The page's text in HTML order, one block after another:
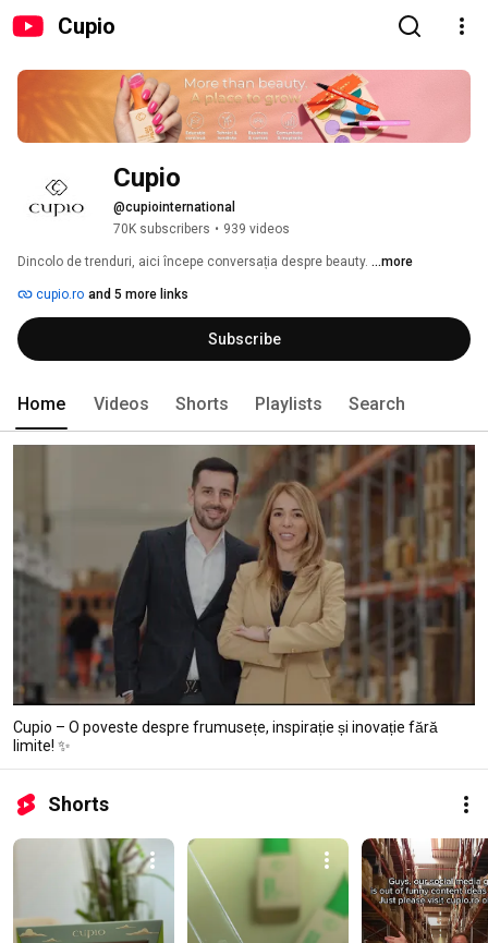
Cupio
@cupiointernational
70K subscribers • 939 videos
Dincolo de trenduri, aici începe conversația despre beauty. ...more
cupio.ro and 5 more links
Subscribe
Home Videos Shorts Playlists Search
Cupio – O poveste despre frumusețe, inspirație și inovație fără
limite! ✨
Shorts